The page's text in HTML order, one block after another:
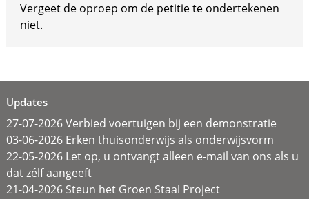
Vergeet de oproep om de petitie te ondertekenen
niet.
Updates
27-07-2026 Verbied voertuigen bij een demonstratie
03-06-2026 Erken thuisonderwijs als onderwijsvorm
22-05-2026 Let op, u ontvangt alleen e-mail van ons als u
dat zélf aangeeft
21-04-2026 Steun het Groen Staal Project